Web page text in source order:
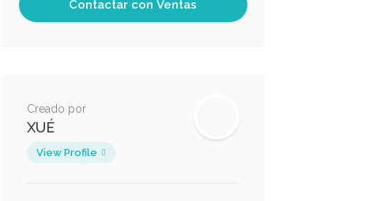
Creado por
XUÉ
View Profile